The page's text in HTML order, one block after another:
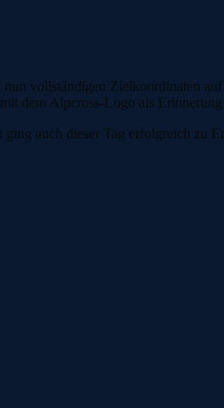
vollständigen Zielkoordinaten
dem Alpcross-Logo als
auch dieser Tag erfolgreich zu